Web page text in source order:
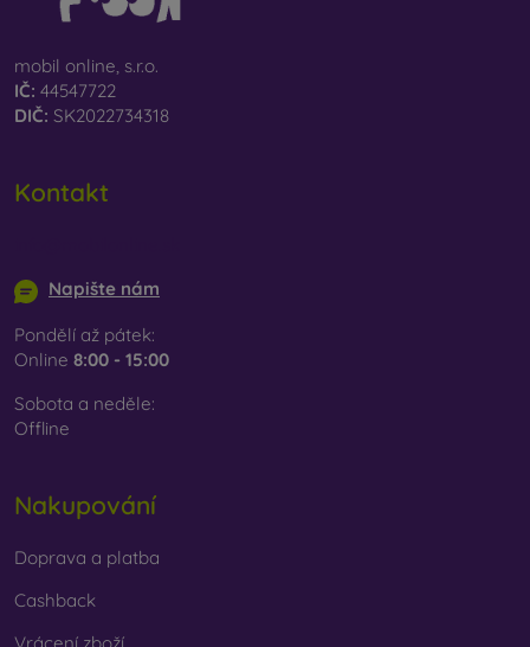
mobil online, s.r.o.
IČ: 44547722
DIČ: SK2022734318
Kontakt
Napište nám
Pondělí až pátek:
Online 8:00 - 15:00
Sobota a neděle:
Offline
Nakupování
Doprava a platba
Cashback